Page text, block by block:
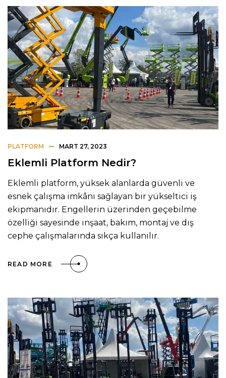
PLATFORM MART 27, 2023
Eklemli Platform Nedir?
Eklemli platform, yüksek alanlarda güvenli ve
esnek çalışma imkânı sağlayan bir yükseltici iş
ekipmanıdır. Engellerin üzerinden geçebilme
özelliği sayesinde inşaat, bakım, montaj ve dış
cephe çalışmalarında sıkça kullanılır.
READ MORE